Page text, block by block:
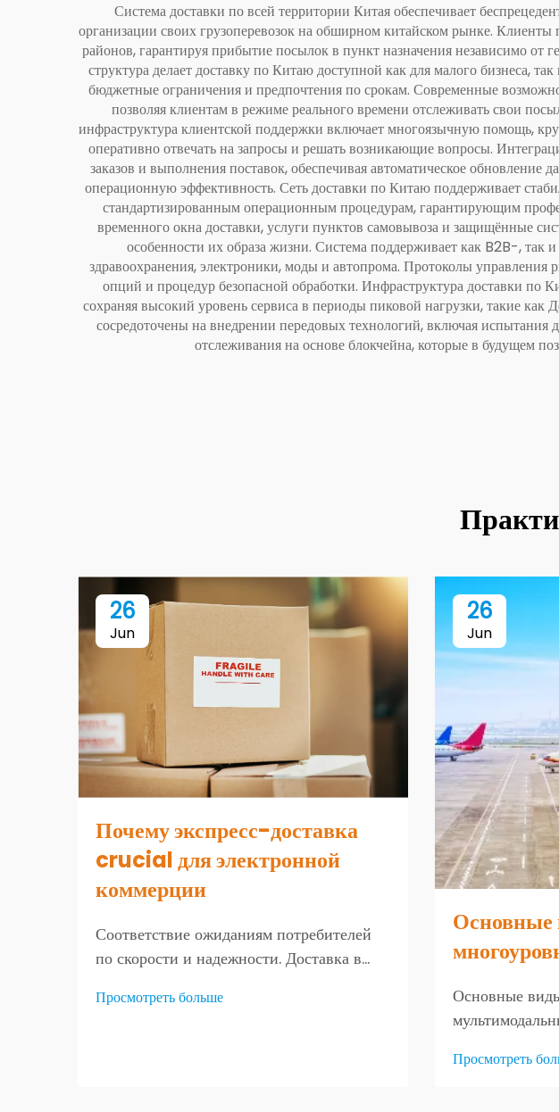
Система доставки по всей территории Китая обеспечивает
организации своих грузоперевозок на обширном китайском рынке.
районов, гарантируя прибытие посылок в пункт назначения независимо от
структура делает доставку по Китаю доступной как для малого бизнеса,
бюджетные ограничения и предпочтения по срокам. Современные
позволяя клиентам в режиме реального времени отслеживать свои
инфраструктура клиентской поддержки включает многоязычную помощь,
оперативно отвечать на запросы и решать возникающие вопросы.
заказов и выполнения поставок, обеспечивая автоматическое
операционную эффективность. Сеть доставки по Китаю поддерживает
стандартизированным операционным процедурам, гарантирующим
временного окна доставки, услуги пунктов самовывоза и защищённые
особенности их образа жизни. Система поддерживает как B2B-, так
здравоохранения, электроники, моды и автопрома. Протоколы
опций и процедур безопасной обработки. Инфраструктура доставки по
сохраняя высокий уровень сервиса в периоды пиковой нагрузки, такие
сосредоточены на внедрении передовых технологий, включая
отслеживания на основе блокчейна, которые в будущем
26
Jun
Почему экспресс-доставка
crucial для электронной
коммерции
Соответствие ожиданиям потребителей
по скорости и надежности. Доставка в
для завершения покупок. Быстрая
Просмотреть больше
26
Jun
Основные
Основные
решения для
Просмотреть